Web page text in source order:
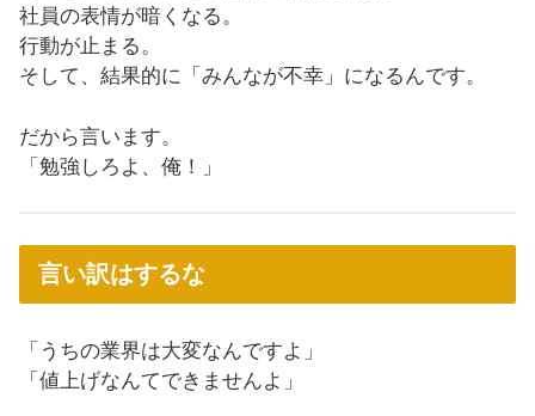
社員の表情が暗くなる。
行動が止まる。
そして、結果的に「みんなが不幸」になるんです。
だから言います。
「勉強しろよ、俺！」
言い訳はするな
「うちの業界は大変なんですよ」
「値上げなんてできませんよ」